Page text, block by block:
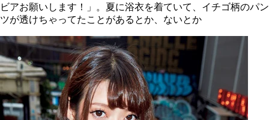
ビアお願いします！」。夏に浴衣を着ていて、イチゴ柄のパン
ツが透けちゃってたことがあるとか、ないとか